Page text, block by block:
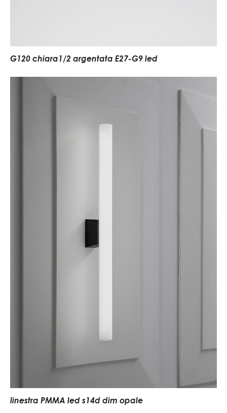
G120 chiara1/2 argentata E27-G9 led
linestra PMMA led s14d dim opale